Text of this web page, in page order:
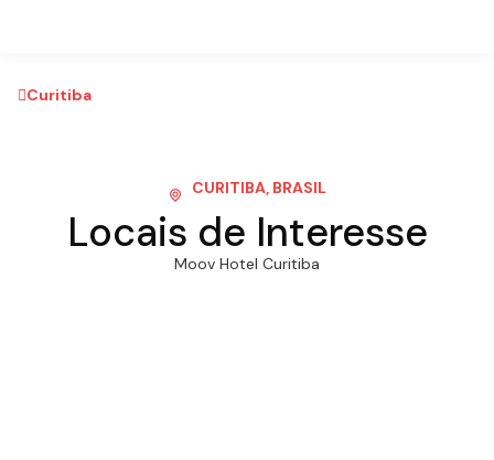
Curitiba
CURITIBA, BRASIL
Locais de Interesse
Moov Hotel Curitiba